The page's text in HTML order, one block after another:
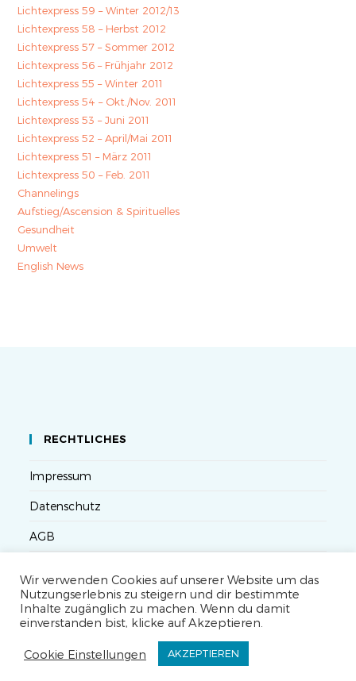
Lichtexpress 59 – Winter 2012/13
Lichtexpress 58 – Herbst 2012
Lichtexpress 57 – Sommer 2012
Lichtexpress 56 – Frühjahr 2012
Lichtexpress 55 – Winter 2011
Lichtexpress 54 – Okt./Nov. 2011
Lichtexpress 53 – Juni 2011
Lichtexpress 52 – April/Mai 2011
Lichtexpress 51 – März 2011
Lichtexpress 50 – Feb. 2011
Channelings
Aufstieg/Ascension & Spirituelles
Gesundheit
Umwelt
English News
RECHTLICHES
Impressum
Datenschutz
AGB
Widerruf
Seminarteilnahme- und Storno-Bedingungen
Wir verwenden Cookies auf unserer Website um das
Nutzungserlebnis zu steigern und dir bestimmte
Inhalte zugänglich zu machen. Wenn du damit
einverstanden bist, klicke auf Akzeptieren.
Cookie Einstellungen AKZEPTIEREN